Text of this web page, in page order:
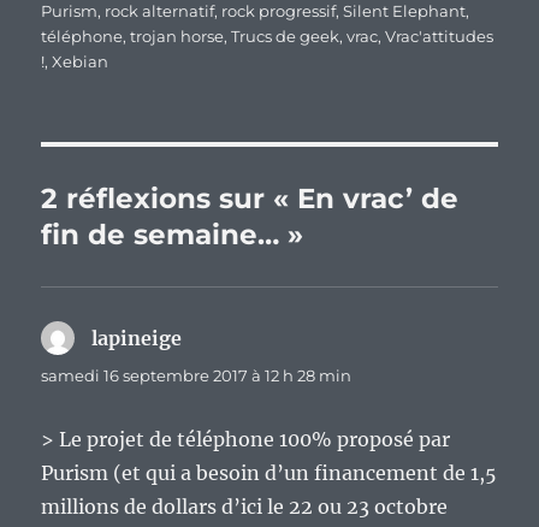
Purism, rock alternatif, rock progressif,Silent Elephant,
téléphone,trojan horse,Trucs de geek,vrac,Vrac'attitudes
!,Xebian
2 réflexions sur « En vrac’ de
fin de semaine… »
lapineige
samedi 16 septembre 2017 à 12 h 28 min
> Le projet de téléphone 100% proposé par
Purism (et qui a besoin d’un financement de 1,5
millions de dollars d’ici le 22 ou 23 octobre